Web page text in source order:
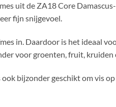
uit de ZA18 Core
fijn snijgevoel.
in. Daardoor is het ideaal
voor groenten, fruit, kruiden
bijzonder geschikt om vis